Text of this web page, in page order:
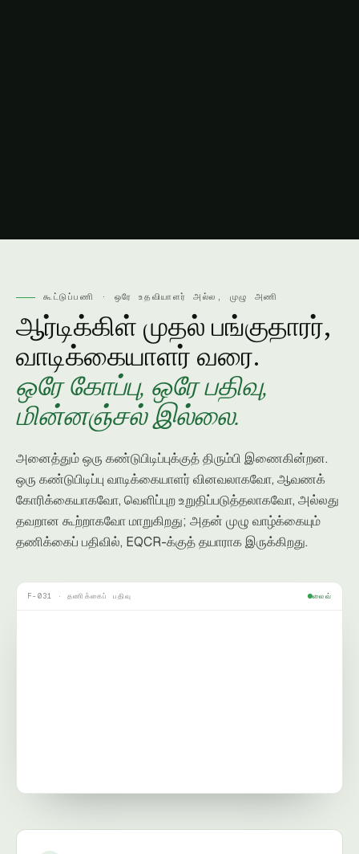
கூட்டுப்பணி · ஒரே உதவியாளர் அல்ல, முழு அணி
ஆர்டிக்கிள் முதல் பங்குதாரர்,
வாடிக்கையாளர் வரை.
ஒரே கோப்பு, ஒரே பதிவு,
மின்னஞ்சல் இல்லை.
அனைத்தும் ஒரு கண்டுபிடிப்புக்குத் திரும்பி இணைகின்றன.
ஒரு கண்டுபிடிப்பு வாடிக்கையாளர் வினவலாகவோ, ஆவணக்
கோரிக்கையாகவோ, வெளிப்புற உறுதிப்படுத்தலாகவோ, அல்லது
தவறான கூற்றாகவோ மாறுகிறது; அதன் முழு வாழ்க்கையும்
தணிக்கைப் பதிவில், EQCR-க்குத் தயாராக இருக்கிறது.
F-031 · தணிக்கைப் பதிவு லைவ்